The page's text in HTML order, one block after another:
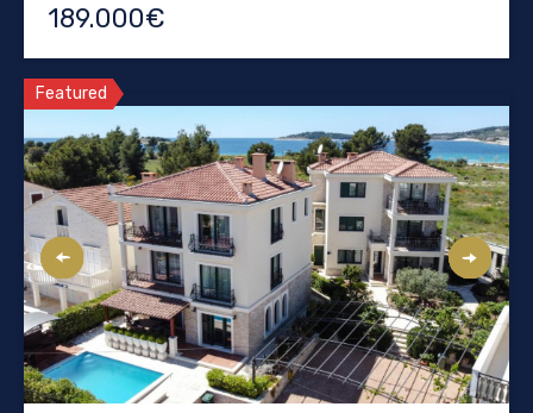
189.000€
Featured